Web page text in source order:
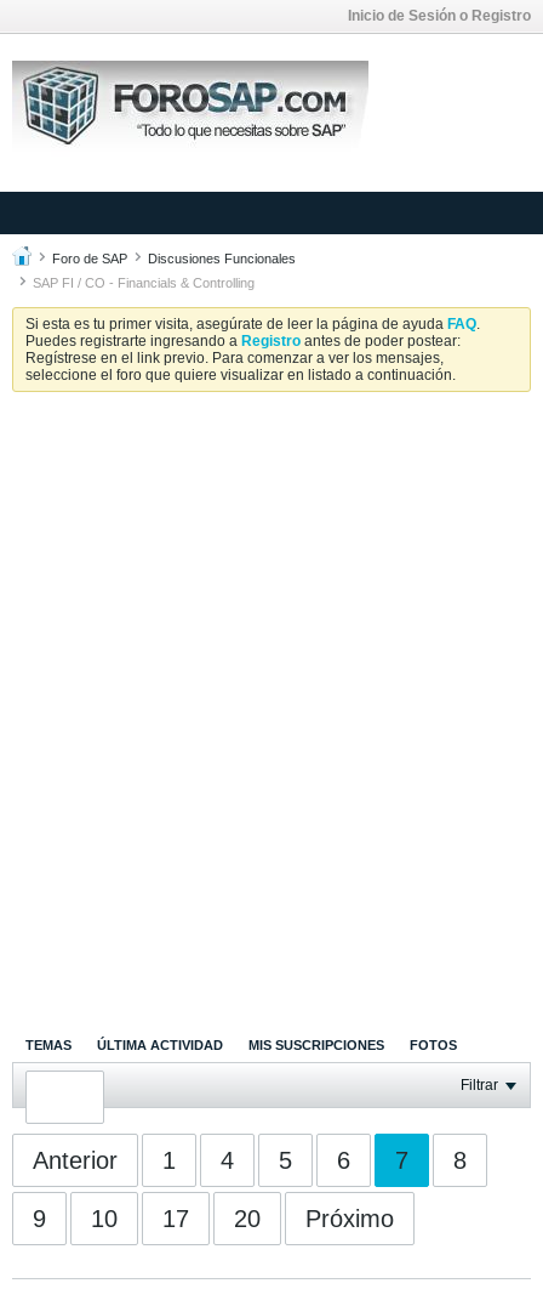
Inicio de Sesión o Registro
Foro de SAP
Discusiones Funcionales
SAP FI / CO - Financials & Controlling
Si esta es tu primer visita, asegúrate de leer la página de ayuda FAQ.
Puedes registrarte ingresando a Registro antes de poder postear:
Regístrese en el link previo. Para comenzar a ver los mensajes,
seleccione el foro que quiere visualizar en listado a continuación.
TEMAS ÚLTIMA ACTIVIDAD MIS SUSCRIPCIONES FOTOS
Filtrar
Anterior 1 4 5 6 7 8
9 10 17 20 Próximo